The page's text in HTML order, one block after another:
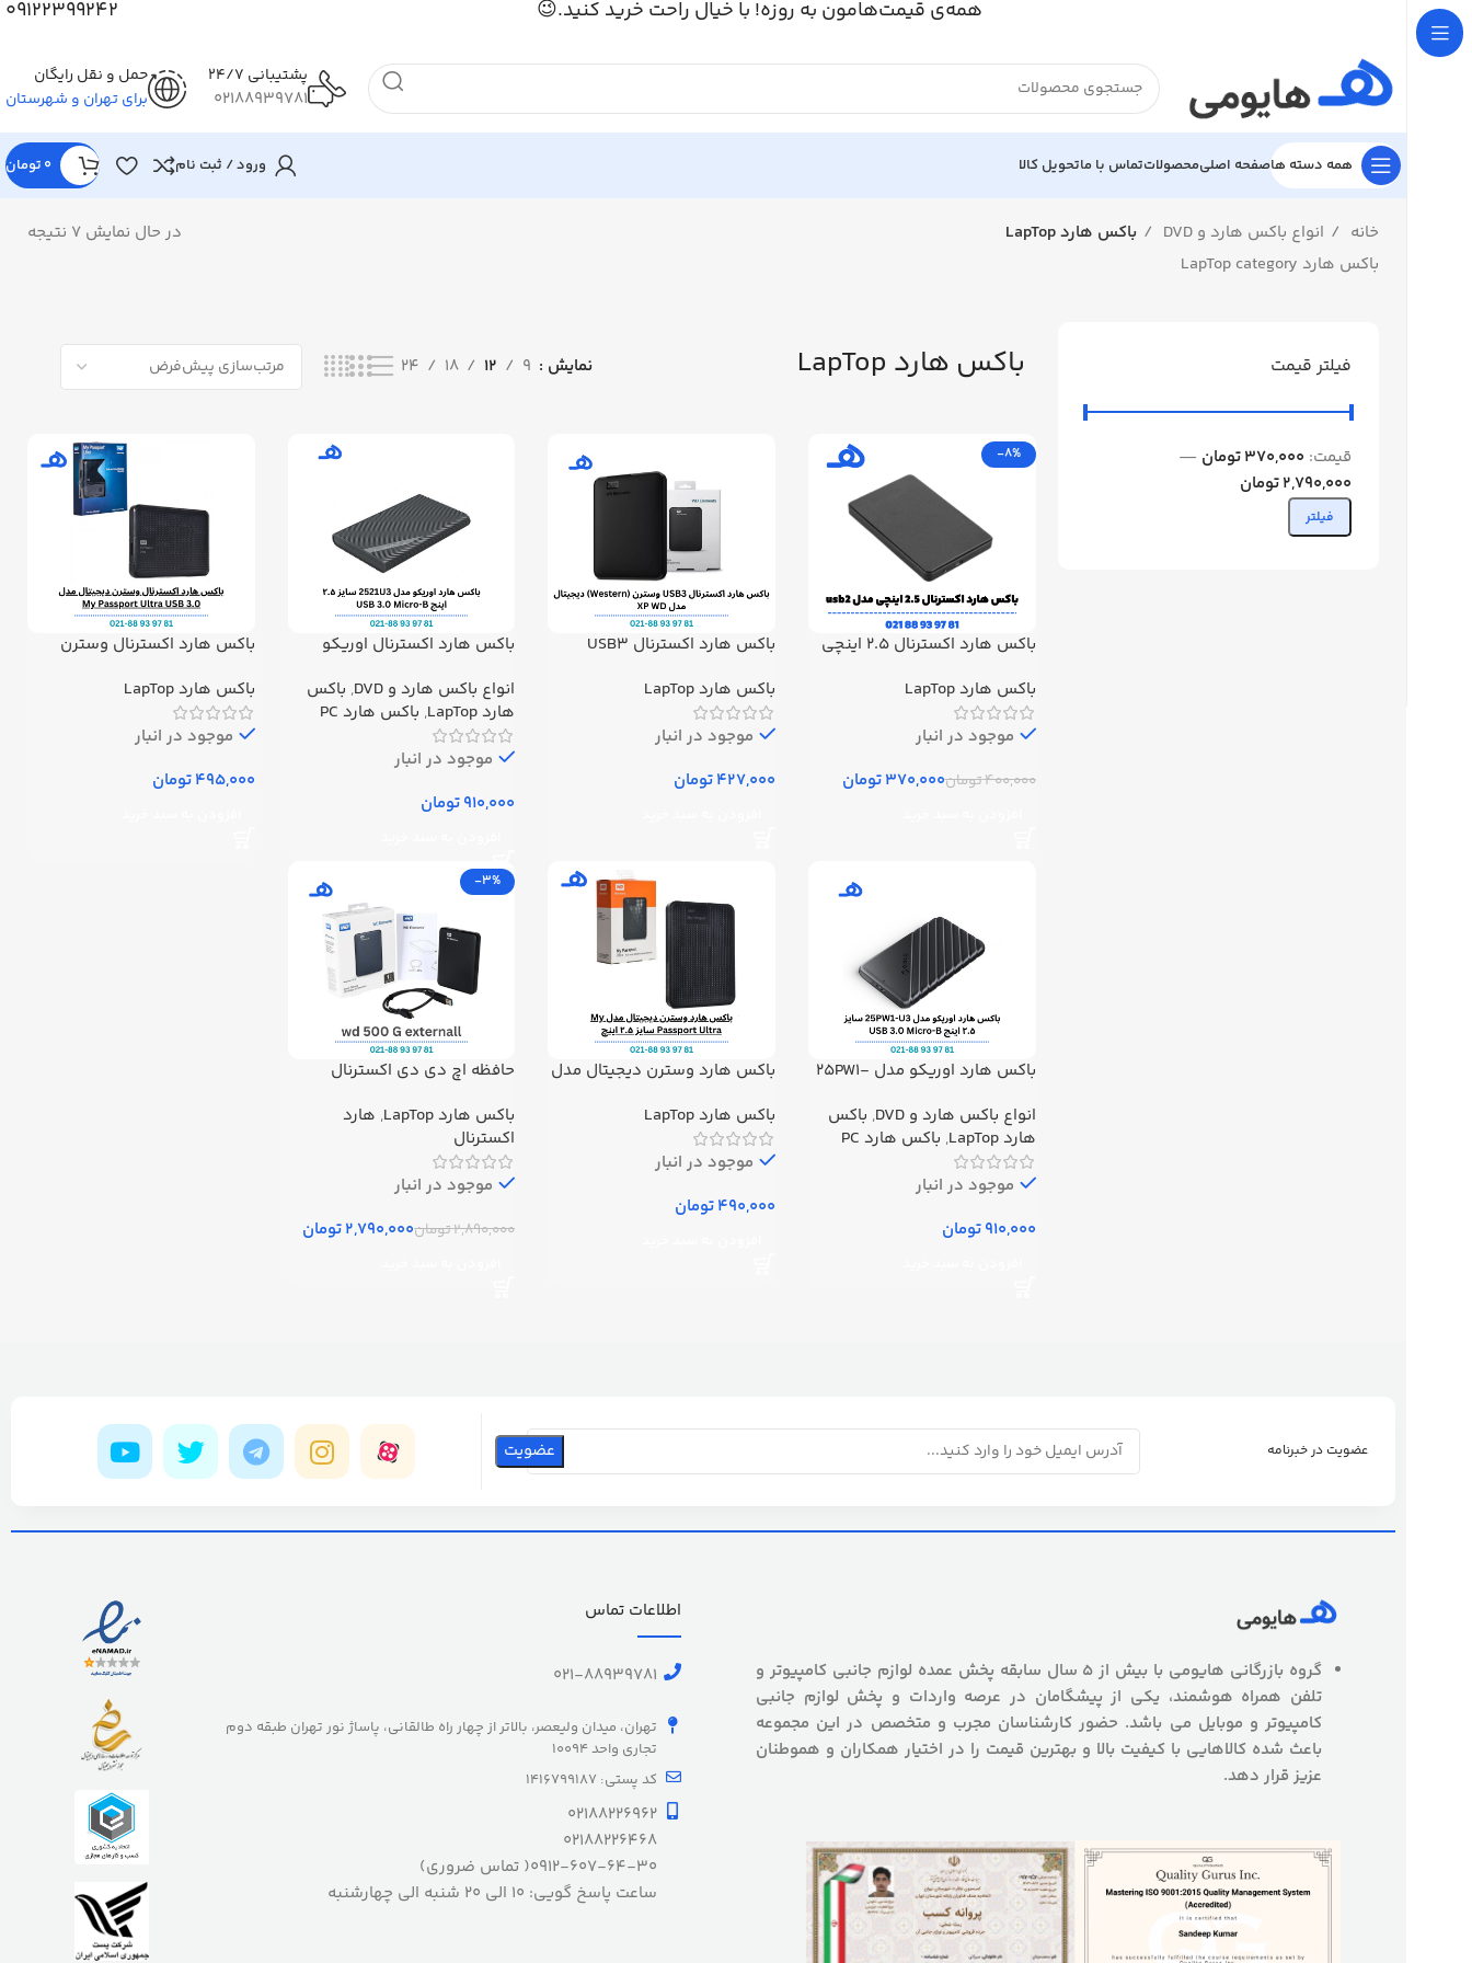
همه‌ی قیمت‌هامون به روزه! با خیال راحت خرید کنید.😉 09122399242
پشتیبانی 24/7
02188939781
حمل و نقل رایگان
برای تهران و شهرستان
همه دسته هاصفحه اصلیمحصولاتتماس با ماتحویل کالا ورود / ثبت نام 0 تومان
خانه انواع باکس هارد و DVD باکس هارد LapTop
در حال نمایش 7 نتیجه
باکس هارد LapTop category
فیلتر قیمت
فیلتر
قیمت: 370,000 تومان
—
2,790,000 تومان
باکس هارد LapTop نمایش 9
12
18
24
-8%
باکس هارد اکسترنال 2.5 اینچی
باکس هارد LapTop
موجود در انبار
400,000تومان370,000تومان
باکس هارد اکسترنال USB3
XP WD
باکس هارد LapTop
موجود در انبار
تومان
باکس هارد اکسترنال اوریکو
3.0 Micro-B
انواع باکس هارد و DVD , باکس
هارد LapTop
, باکس هارد PC
موجود در انبار
تومان
باکس هارد اکسترنال وسترن
USB 3.0
باکس هارد LapTop
موجود در انبار
تومان
باکس هارد اوریکو مدل 25PW1-
Micro-B
انواع باکس هارد و DVD , باکس
هارد LapTop
, باکس هارد PC
موجود در انبار
تومان
باکس هارد وسترن دیجیتال مدل
باکس هارد LapTop
موجود در انبار
تومان
-3%
حافظه اچ دی دی اکسترنال
ظرفیت 500 گیگابایت
باکس هارد LapTop , هارد
اکسترنال
موجود در انبار
2,890,000تومان2,790,000تومان
عضویت در خبرنامه
گروه بازرگانی هایومی با بیش از 5 سال سابقه پخش عمده لوازم جانبی کامپیوتر و
تلفن همراه هوشمند، یکی از پیشگامان در عرصه واردات و پخش لوازم جانبی
کامپیوتر و موبایل می باشد. حضور کارشناسان مجرب و متخصص در این مجموعه
باعث شده کالاهایی با کیفیت بالا و بهترین قیمت را در اختیار همکاران و هموطنان
عزیز قرار دهد.
اطلاعات تماس
021-88939781
تهران، میدان ولیعصر، بالاتر از چهار راه طالقانی، پاساژ نور تهران طبقه دوم
تجاری واحد 10094
کد پستی: 1416799187
02188226962
02188226468
0912-607-64-30( تماس ضروری)
ساعت پاسخ گویی: 10 الی 20 شنبه الی چهارشنبه